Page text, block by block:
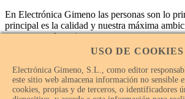
En Electrónica Gimeno las personas son lo
principal es la calidad y nuestra máxima
empresa sea la mejor.
USO DE COOKIES
Electrónica Gimeno, S.L., como editor
este sitio web almacena información no sensible
cookies, propias y de terceros, o identificadores